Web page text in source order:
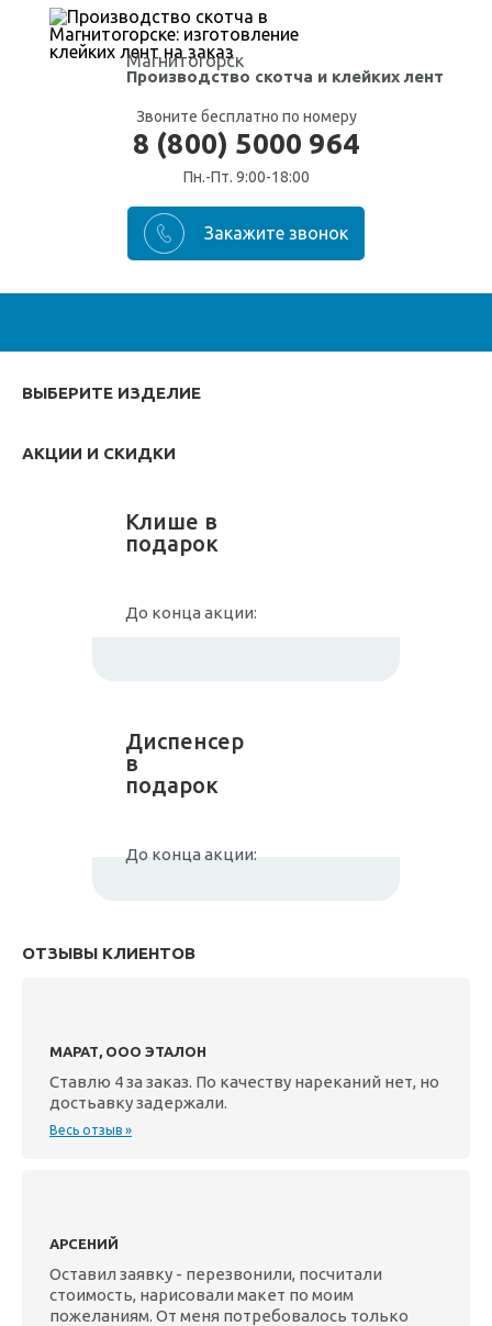
Магнитогорск
Производство скотча и клейких лент
Звоните бесплатно по номеру
8 (800) 5000 964
Пн.-Пт. 9:00-18:00
ВЫБЕРИТЕ ИЗДЕЛИЕ
АКЦИИ И СКИДКИ
Клише в
подарок
До конца акции:
Диспенсер
в
подарок
До конца акции:
ОТЗЫВЫ КЛИЕНТОВ
МАРАТ, ООО ЭТАЛОН
Ставлю 4 за заказ. По качеству нареканий нет, но
достьавку задержали.
Весь отзыв »
АРСЕНИЙ
Оставил заявку - перезвонили, посчитали
стоимость, нарисовали макет по моим
пожеланиям. От меня потребовалось только